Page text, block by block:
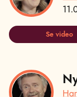
Se video